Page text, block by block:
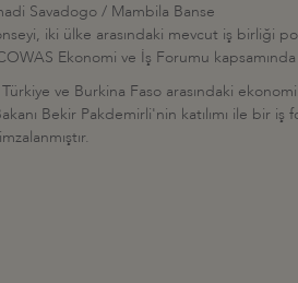
Savadogo / Mambila Banse
iki ülke arasındaki mevcut iş
Ekonomi ve İş Forumu
ve Burkina Faso arasındaki
Bekir Pakdemirli'nin katılımı ile bir